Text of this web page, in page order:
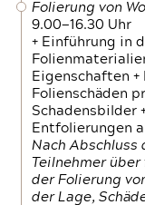
Folierung von
9.00—16.30 Uhr
+ Einführung in
Eigenschaften +
Folienschäden
Schadensbilder
Entfolierungen
Nach Abschluss
Teilnehmer
der Folierung
der Lage,